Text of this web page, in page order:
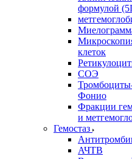
формулой
клеток
СОЭ
Фонио
Фракции
и
Гемостаз
АЧТВ